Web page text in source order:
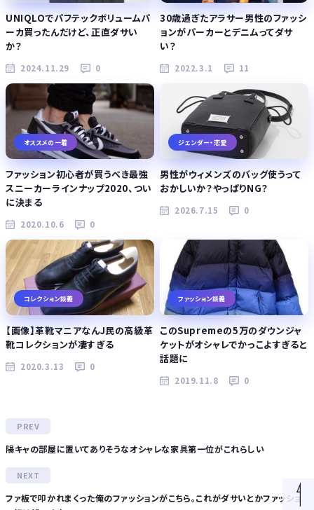
UNIQLOでパフテックボリュームパ
ーカ買ったんだけど、正直ダサい
か？
2024.11.29 0
30歳過ぎたアラサー男性のファッシ
ョンがパーカーとデニムってダサ
い？
2022.3.1 11
オススメの一着
ファッション初心者が買うべき最強
スニーカーラインナップ2020、つい
に決まる
2020.10.6 0
ジェンダー・恋愛
男性がウィメンズのバッグ使うって
おかしいか？やっぱりNG？
2026.7.15 0
コレクション談義
【画像】革靴マニアなんJ民の高級革
靴コレクションが凄すぎる
2020.3.13 0
ファッション談義
このSupremeの5万のダウンジャ
ケットがオシャレでかっこよすぎると
話題に
2019.11.8 0
陽キャの部屋に置いてありそうなオシャレな家具第一位がこれらしい
ファ板で叩かれまくった俺のファッションがこちら。これがダサいとかファッショ